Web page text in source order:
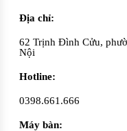
Địa chỉ:
62 Trịnh Đình Cửu,
Nội
Hotline:
0398.661.666
Máy bàn: